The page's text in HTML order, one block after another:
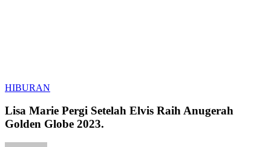
HIBURAN
Pergi
Setelah
Elvis
Lisa Marie Pergi Setelah Elvis Raih Anugerah
Golden Globe 2023.